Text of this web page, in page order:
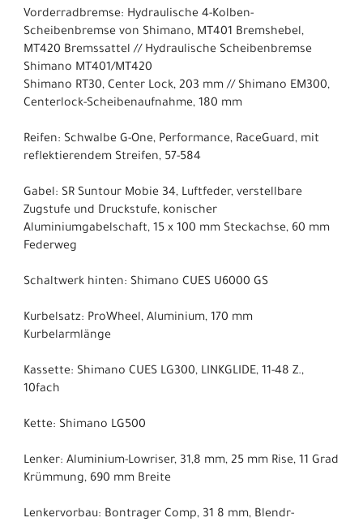
Vorderradbremse: Hydraulische 4-Kolben-
Scheibenbremse von Shimano, MT401 Bremshebel,
MT420 Bremssattel // Hydraulische Scheibenbremse
Shimano MT401/MT420
Shimano RT30, Center Lock, 203 mm // Shimano EM300,
Centerlock-Scheibenaufnahme, 180 mm
Reifen: Schwalbe G-One, Performance, RaceGuard, mit
reflektierendem Streifen, 57-584
Gabel: SR Suntour Mobie 34, Luftfeder, verstellbare
Zugstufe und Druckstufe, konischer
Aluminiumgabelschaft, 15 x 100 mm Steckachse, 60 mm
Federweg
Schaltwerk hinten: Shimano CUES U6000 GS
Kurbelsatz: ProWheel, Aluminium, 170 mm
Kurbelarmlänge
Kassette: Shimano CUES LG300, LINKGLIDE, 11-48 Z.,
10fach
Kette: Shimano LG500
Lenker: Aluminium-Lowriser, 31,8 mm, 25 mm Rise, 11 Grad
Krümmung, 690 mm Breite
Lenkervorbau: Bontrager Comp, 31 8 mm, Blendr-